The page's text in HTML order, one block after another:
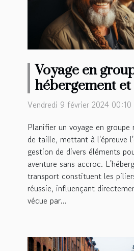
Voyage en
hébergement
pour une
Vendredi 9 février 2024 00:10
Planifier un voyage en groupe
de taille, mettant à l'épreuve
gestion de divers éléments
aventure sans accroc.
transport constituent les
réussie, influençant
vécue par...